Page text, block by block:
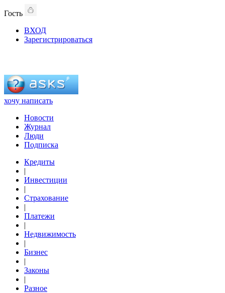
Гость
ВХОД
Зарегистрироваться
хочу написать
Новости
Журнал
Люди
Подписка
Кредиты
|
Инвестиции
|
Страхование
|
Платежи
|
Недвижимость
|
Бизнес
|
Законы
|
Разное